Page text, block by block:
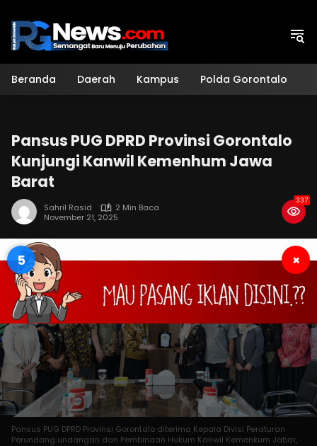
konten
Beranda Daerah Kampus Polda Gorontalo
Pansus PUG DPRD Provinsi Gorontalo
Kunjungi Kanwil Kemenhum Jawa
Barat
Sahril Rasid
2 Min Baca
November 21, 2025
337
4 ×
Pansus PUG DPRD Provinsi Gorontalo diterima Kepala Divisi Peraturan
Perundang undangan dan Pembinaan Hukum Kanwil Kemenkum Jabar,